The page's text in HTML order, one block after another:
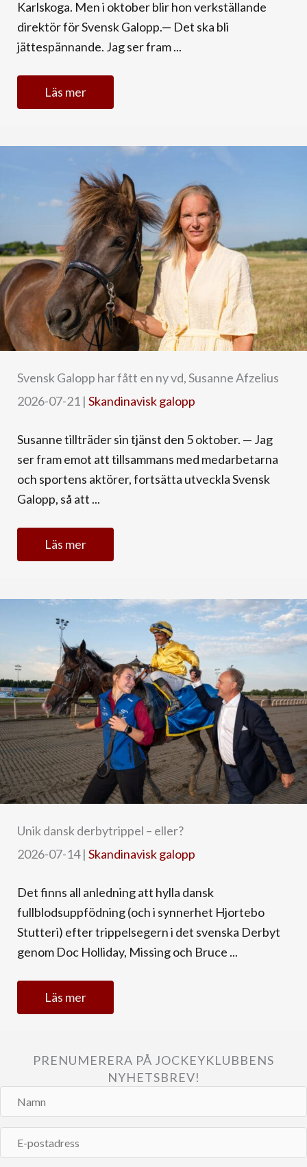
Karlskoga. Men i oktober blir hon verkställande
direktör för Svensk Galopp.— Det ska bli
jättespännande. Jag ser fram ...
Läs mer
Svensk Galopp har fått en ny vd, Susanne Afzelius
2026-07-21 | Skandinavisk galopp
Susanne tillträder sin tjänst den 5 oktober. — Jag
ser fram emot att tillsammans med medarbetarna
och sportens aktörer, fortsätta utveckla Svensk
Galopp, så att ...
Läs mer
Unik dansk derbytrippel – eller?
2026-07-14| Skandinavisk galopp
Det finns all anledning att hylla dansk
fullblodsuppfödning (och i synnerhet Hjortebo
Stutteri) efter trippelsegern i det svenska Derbyt
genom Doc Holliday, Missing och Bruce ...
Läs mer
PRENUMERERA PÅ JOCKEYKLUBBENS
NYHETSBREV!
Namn
postadress